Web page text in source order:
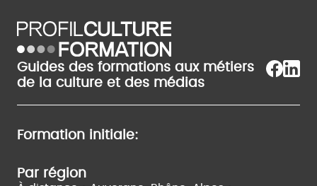
Guides des formations aux métiers
de la culture et des médias
Formation initiale:
Par région